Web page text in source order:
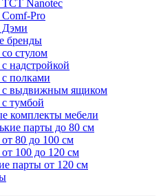
Nanotec
Pro
бренды
стулом
надстройкой
полками
выдвижным ящиком
тумбой
комплекты мебели
парты до 80 см
80 до 100 см
100 до 120 см
парты от 120 см